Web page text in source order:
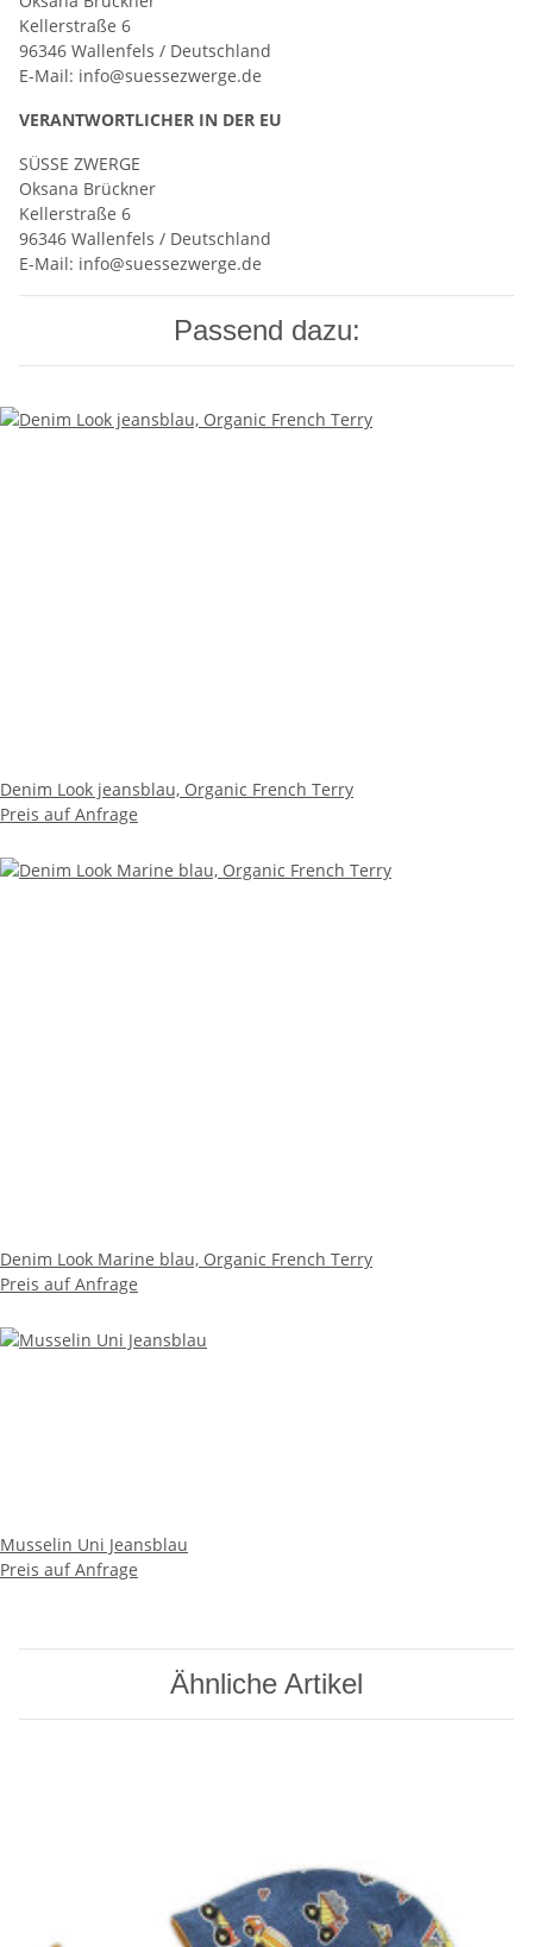
Kellerstraße 6
96346 Wallenfels / Deutschland
E-Mail: info@suessezwerge.de
VERANTWORT­LICHER IN DER EU
SÜSSE ZWERGE
Oksana Brückner
Kellerstraße 6
96346 Wallenfels / Deutschland
E-Mail: info@suessezwerge.de
Passend dazu:
Denim Look jeansblau, Organic French Terry
Preis auf Anfrage
Denim Look Marine blau, Organic French Terry
Preis auf Anfrage
Musselin Uni Jeansblau
Preis auf Anfrage
Ähnliche Artikel